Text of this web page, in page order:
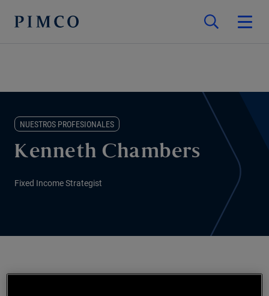
NUESTROS PROFESIONALES
Kenneth Chambers
Fixed Income Strategist